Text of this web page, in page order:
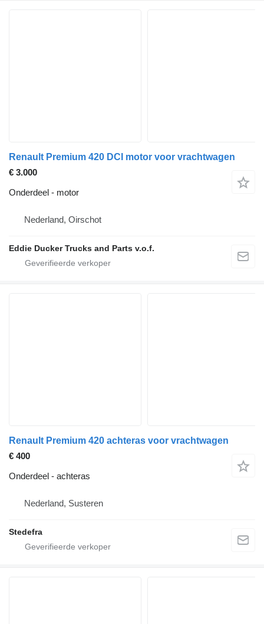
Renault Premium 420 DCI motor voor vrachtwagen
€ 3.000
Onderdeel - motor
Nederland, Oirschot
Eddie Ducker Trucks and Parts v.o.f.
Renault Premium 420 achteras voor vrachtwagen
€ 400
Onderdeel - achteras
Nederland, Susteren
Stedefra